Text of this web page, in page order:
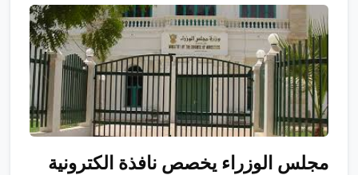
مجلس الوزراء يخصص نافذة الكترونية